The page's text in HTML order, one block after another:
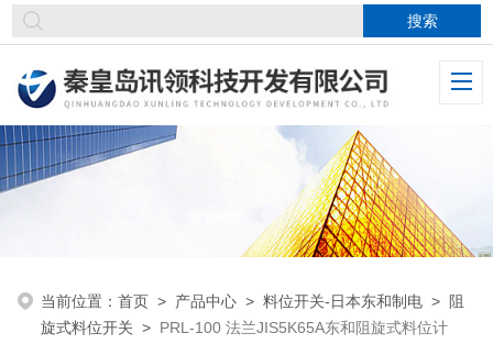
当前位置：首页 > 产品中心 >料位开关-日本东和制电 > 阻
旋式料位开关 > PRL-100 法兰JIS5K65A东和阻旋式料位计